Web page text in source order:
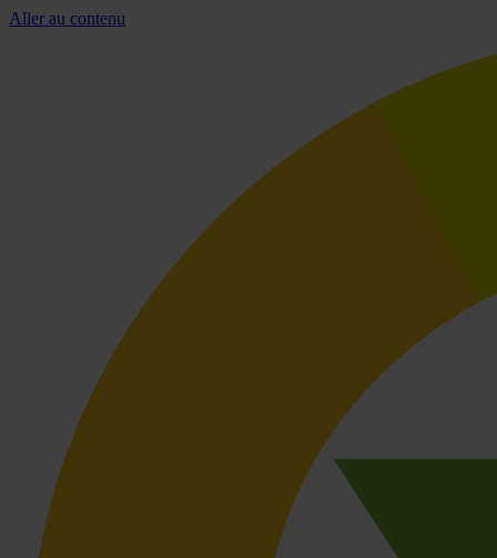
Aller au contenu